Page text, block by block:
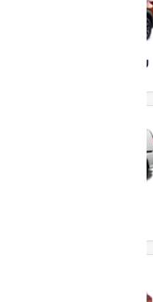
שברולט טריילבלייזר